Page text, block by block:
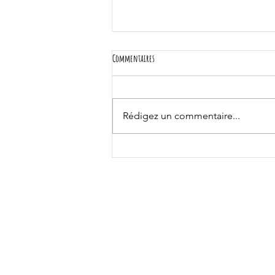
Recette de tisane circulatoire
Commentaires
Rédigez un commentaire...